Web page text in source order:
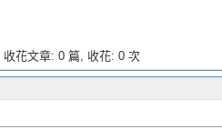
收花文章: 0 篇, 收花: 0 次